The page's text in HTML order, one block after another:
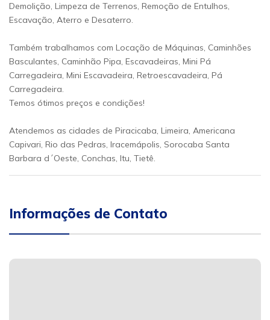
Demolição, Limpeza de Terrenos, Remoção de Entulhos,
Escavação, Aterro e Desaterro.
Também trabalhamos com Locação de Máquinas, Caminhões
Basculantes, Caminhão Pipa, Escavadeiras, Mini Pá
Carregadeira, Mini Escavadeira, Retroescavadeira, Pá
Carregadeira.
Temos ótimos preços e condições!
Atendemos as cidades de Piracicaba, Limeira, Americana
Capivari, Rio das Pedras, Iracemápolis, Sorocaba Santa
Barbara d´Oeste, Conchas, Itu, Tietê.
Informações de Contato